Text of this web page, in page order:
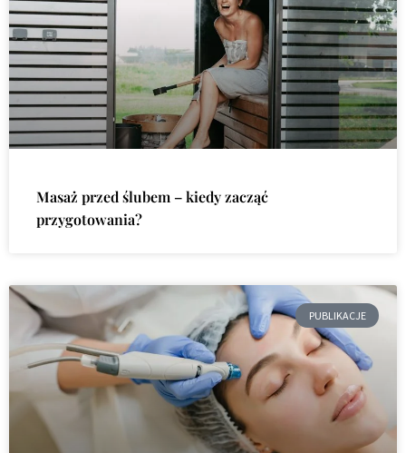
Masaż przed ślubem – kiedy zacząć
przygotowania?
PUBLIKACJE